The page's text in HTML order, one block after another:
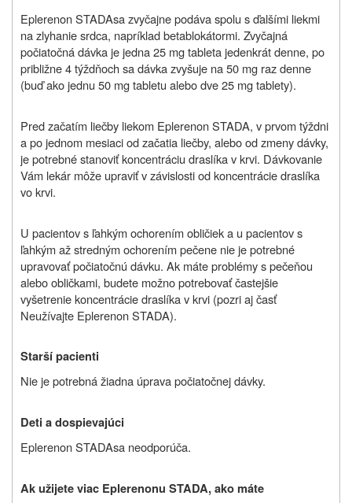
Eplerenon STADAsa zvyčajne podáva spolu s ďalšími liekmi
na zlyhanie srdca, napríklad betablokátormi. Zvyčajná
počiatočná dávka je jedna 25 mg tableta jedenkrát denne, po
približne 4 týždňoch sa dávka zvyšuje na 50 mg raz denne
(buď ako jednu 50 mg tabletu alebo dve 25 mg tablety).
Pred začatím liečby liekom Eplerenon STADA, v prvom týždni
a po jednom mesiaci od začatia liečby, alebo od zmeny dávky,
je potrebné stanoviť koncentráciu draslíka v krvi. Dávkovanie
Vám lekár môže upraviť v závislosti od koncentrácie draslíka
vo krvi.
U pacientov s ľahkým ochorením obličiek a u pacientov s
ľahkým až stredným ochorením pečene nie je potrebné
upravovať počiatočnú dávku. Ak máte problémy s pečeňou
alebo obličkami, budete možno potrebovať častejšie
vyšetrenie koncentrácie draslíka v krvi (pozri aj časť
Neužívajte Eplerenon STADA).
Starší pacienti
Nie je potrebná žiadna úprava počiatočnej dávky.
Deti a dospievajúci
Eplerenon STADAsa neodporúča.
Ak užijete viac Eplerenonu STADA, ako máte